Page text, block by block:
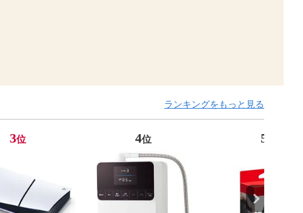
ランキングをもっと見る
3位 4位 5